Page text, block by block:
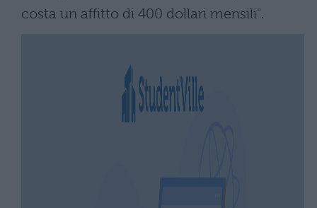
costa un affitto di 400 dollari mensili".